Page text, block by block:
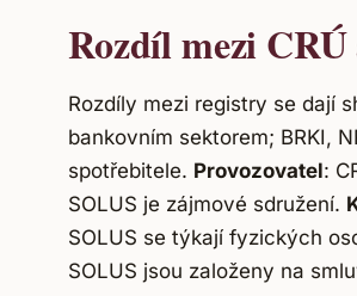
Rozdíl mezi
Rozdíly mezi registry se dají
bankovním sektorem; BRKI,
spotřebitele. Provozovatel:
SOLUS je zájmové sdružení.
SOLUS se týkají fyzických
SOLUS jsou založeny na